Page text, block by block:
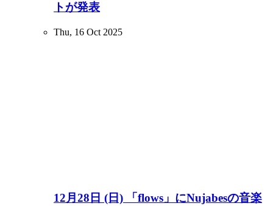
トが発表
Thu, 16 Oct 2025
12月28日 (日) 「flows」にNujabesの音楽